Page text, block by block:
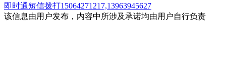
即时通短信拨打15064271217,13963945627
该信息由用户发布，内容中所涉及承诺均由用户自行负责